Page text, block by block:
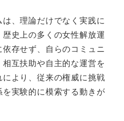
、理論だけでなく実践に
史上の多くの女性解放運
存せず、自らのコミュニ
互扶助や自主的な運営を
より、従来の権威に挑戦
実験的に模索する動きが